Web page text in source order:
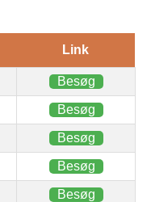
Link
Besøg
Besøg
Besøg
Besøg
Besøg